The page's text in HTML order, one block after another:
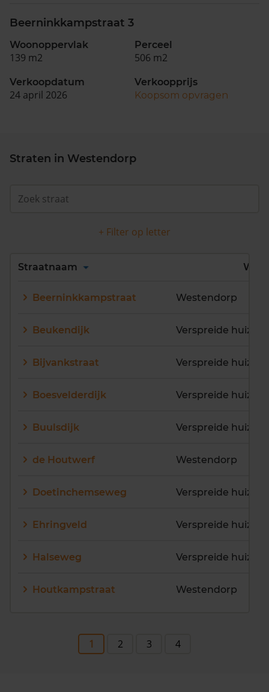
Beerninkkampstraat 3
Woonoppervlak
139 m2
Perceel
506 m2
Verkoopdatum
24 april 2026
Verkoopprijs
Koopsom opvragen
Straten in Westendorp
+ Filter op letter
Alles
P
Q
R U
V
Straatnaam Wijk
Beerninkkampstraat Westendorp
Beukendijk Verspreide huizen
Bijvankstraat Verspreide huizen
Boesvelderdijk
Buulsdijk Verspreide huizen
de Houtwerf Westendorp
Doetinchemseweg
Ehringveld Verspreide huizen
Halseweg
Houtkampstraat Westendorp
1 2 3 4